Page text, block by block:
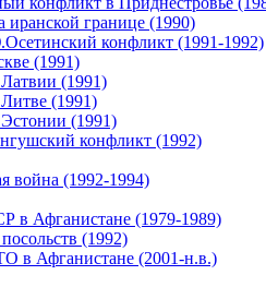
иранской границе (1990)
конфликт (1991-1992)
(1991)
(1991)
(1991)
(1991)
конфликт (1992)
война (1992-1994)
в Афганистане (1979-1989)
(1992)
в Афганистане (2001-н.в.)